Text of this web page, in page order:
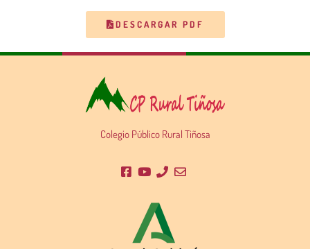
DESCARGAR PDF
Colegio Público Rural Tiñosa